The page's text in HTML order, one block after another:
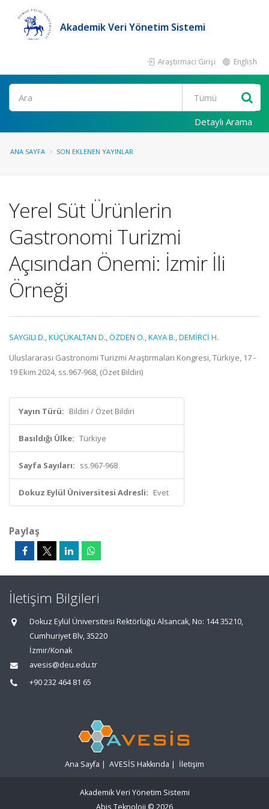
Akademik Veri Yönetim Sistemi
Araştırmacı Girişi English
Ara
Detaylı Arama
ANA SAYFA SON EKLENEN YAYINLAR
Yerel Süt Ürünlerin
Gastronomi Turizmi
Açısından Önemi: İzmir İli
Örneği
SAYGILI D.,KÜÇÜKALTAN D.,ÖZDEN O.,KAYA B.,DEMİRCİ H.
Uluslararası Gastronomi Turizmi Araştırmaları Kongresi, Türkiye, 17 -
19 Ekim 2024, ss.967-968, (Özet Bildiri)
Yayın Türü: Bildiri / Özet Bildiri
Basıldığı Ülke: Türkiye
Sayfa Sayıları: ss.967-968
Dokuz Eylül Üniversitesi Adresli: Evet
Paylaş
İletişim Bilgileri
Dokuz Eylül Üniversitesi Rektörlüğü Alsancak, No: 144 35210,
Cumhuriyet Blv, 35220
İzmir/Konak
avesis@deu.edu.tr
+90 232 464 81 65
Ana Sayfa | AVESİS Hakkında | İletişim
Akademik Veri Yönetim Sistemi
Abis Teknoloji © 2026